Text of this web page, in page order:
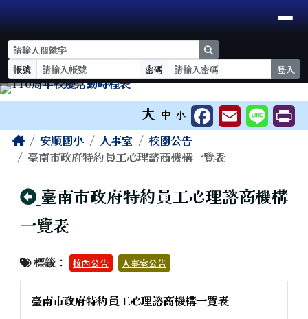
跳至主內容區
臺南市安順國小
導覽列
帳號
密碼 登入
⏸
大 中 小
主內容區域
Home安順國小 人事室
校園公告
臺南市政府特約員工心理諮商機構一覽表
回上頁
臺南市政府特約員工心理諮商機構
一覽表
標籤： 校內公告 人事室公告
臺南市政府特約員工心理諮商機構一覽表
頁尾區域